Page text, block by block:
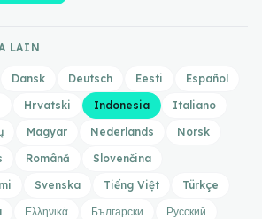
LAIN
Dansk Deutsch Eesti
Español
Hrvatski Indonesia
Italiano
Magyar Nederlands
Norsk
Română
Slovenčina
Svenska Tiếng Việt
Türkçe
Ελληνικά Български Русский